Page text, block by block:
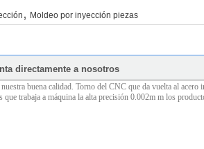
, Moldeo por inyección piezas
directamente a nosotros